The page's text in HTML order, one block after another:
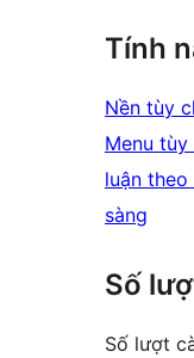
Tính
Nền tùy
Menu tùy
luận theo
sàng
Số
Số lượt